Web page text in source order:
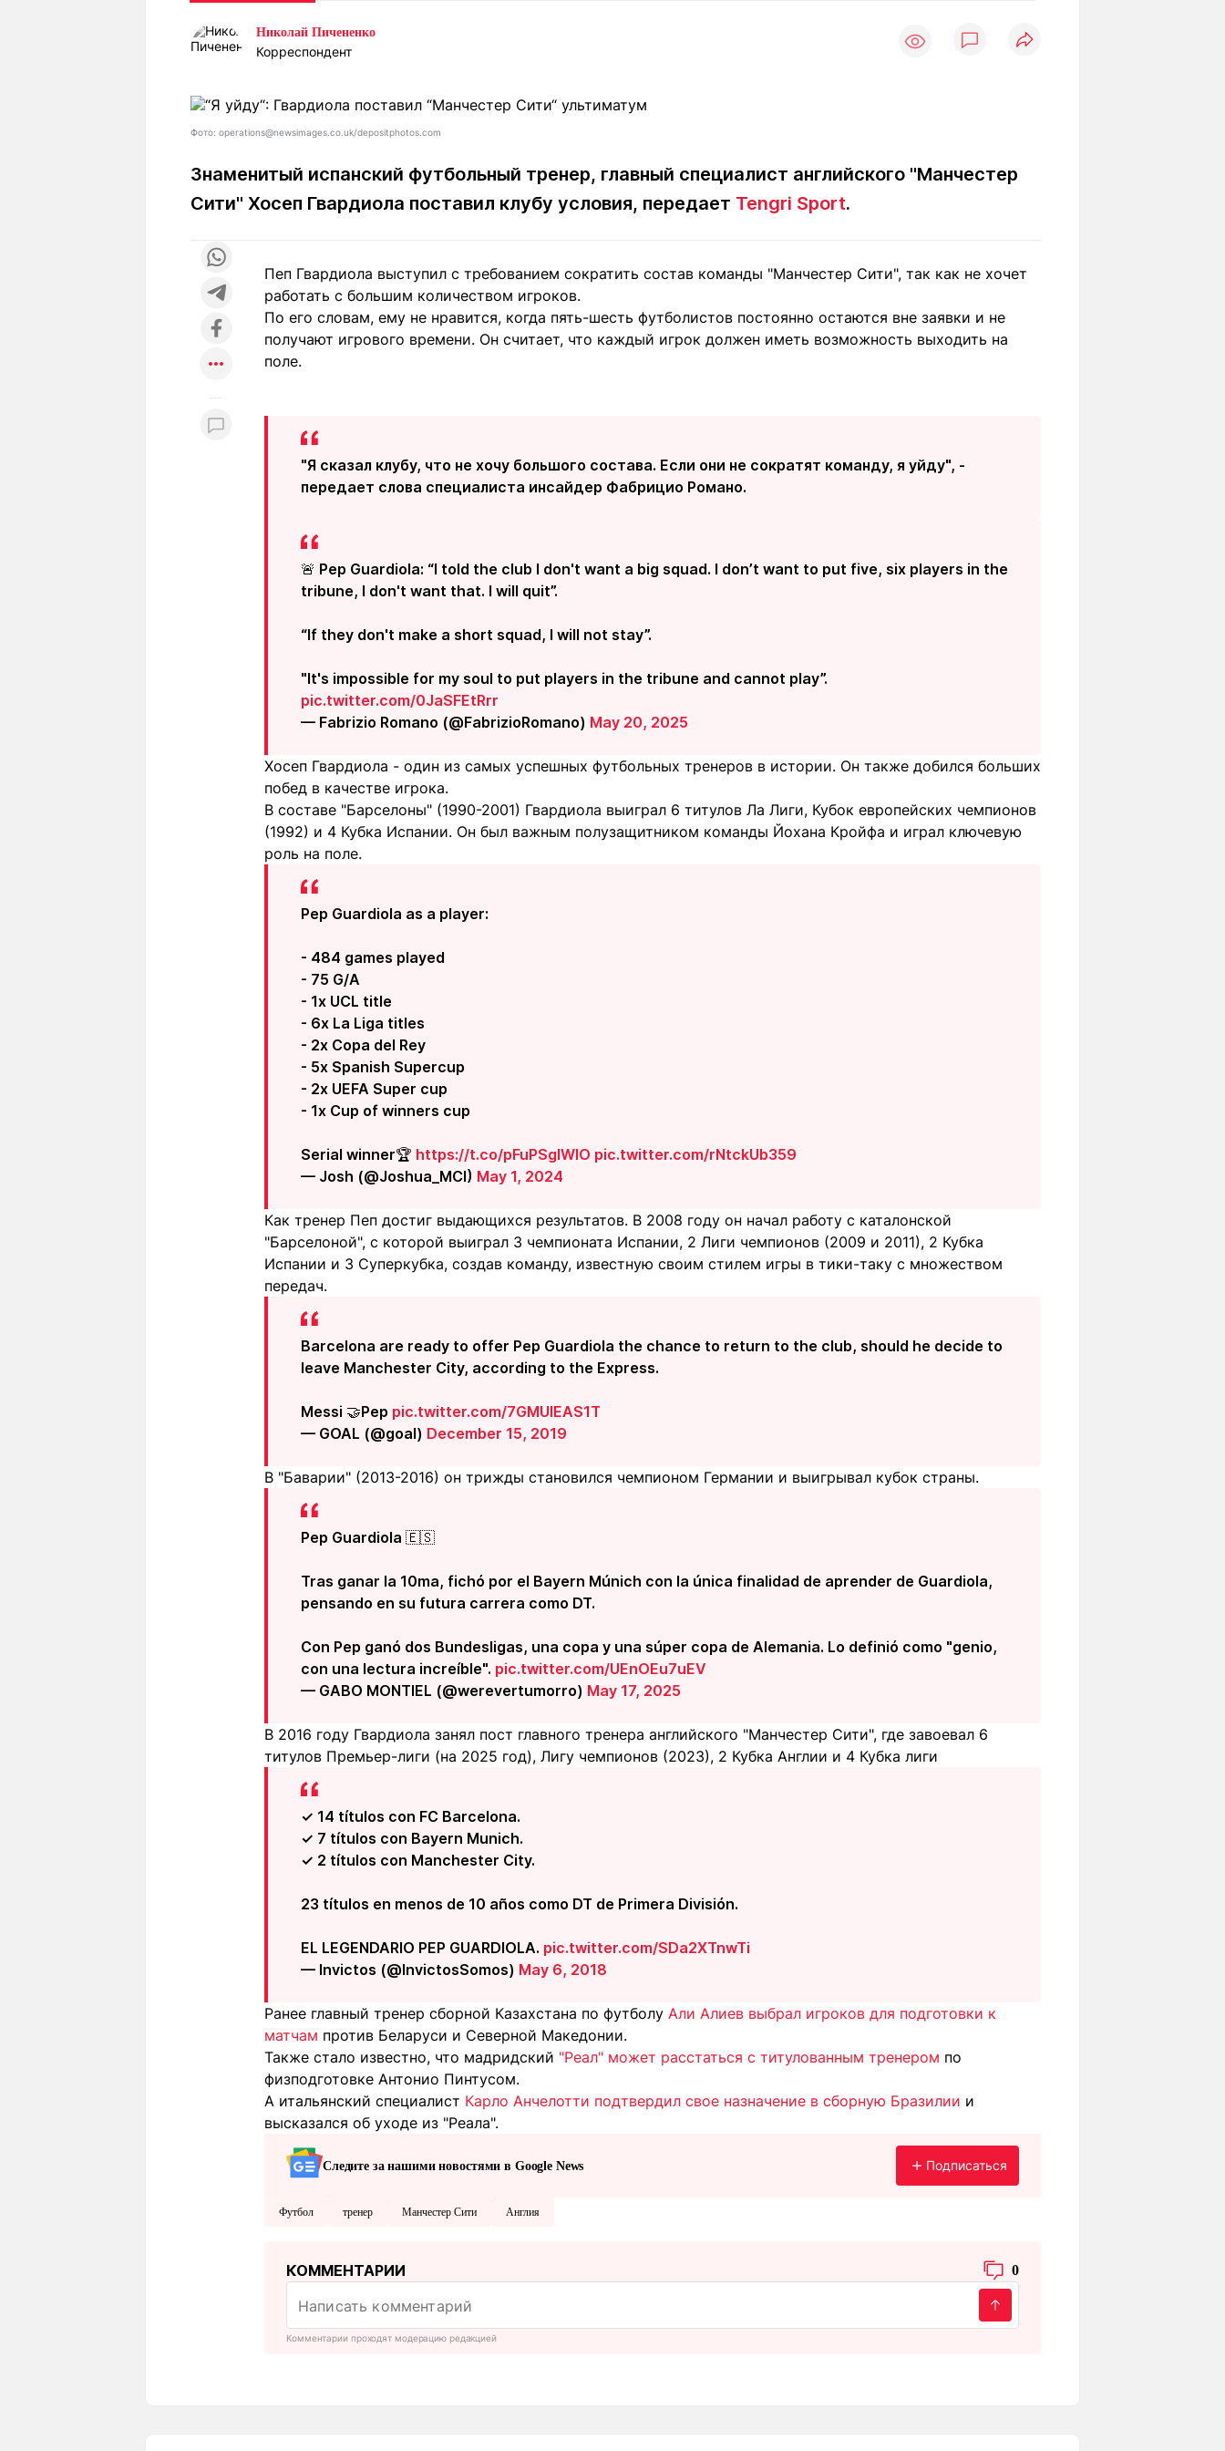
Погода
Рейтинги
Путевые
Учебные
О проекте Контакты редакции Вакансии Реклама Пресс-центр
Редакция
+7 (777) 001 44 99
Реклама
+7 (700) 3 888 188
Николай Пичененко
Корреспондент
Фото: operations@newsimages.co.uk/depositphotos.com
Знаменитый испанский футбольный тренер, главный специалист английского "Манчестер
Сити" Хосеп Гвардиола поставил клубу условия, передает Tengri Sport.
Пеп Гвардиола выступил с требованием сократить состав команды "Манчестер Сити", так как не хочет
работать с большим количеством игроков.
По его словам, ему не нравится, когда пять-шесть футболистов постоянно остаются вне заявки и не
получают игрового времени. Он считает, что каждый игрок должен иметь возможность выходить на
поле.
"Я сказал клубу, что не хочу большого состава. Если они не сократят команду, я уйду", -
передает слова специалиста инсайдер Фабрицио Романо.
🚨 Pep Guardiola: “I told the club I don't want a big squad. I don’t want to put five, six players in the
tribune, I don't want that. I will quit”.
“If they don't make a short squad, I will not stay”.
"It's impossible for my soul to put players in the tribune and cannot play”.
pic.twitter.com/0JaSFEtRrr
— Fabrizio Romano (@FabrizioRomano) May 20, 2025
Хосеп Гвардиола - один из самых успешных футбольных тренеров в истории. Он также добился больших
побед в качестве игрока.
В составе "Барселоны" (1990-2001) Гвардиола выиграл 6 титулов Ла Лиги, Кубок европейских чемпионов
(1992) и 4 Кубка Испании. Он был важным полузащитником команды Йохана Кройфа и играл ключевую
роль на поле.
Pep Guardiola as a player:
- 484 games played
- 75 G/A
- 1x UCL title
- 6x La Liga titles
- 2x Copa del Rey
- 5x Spanish Supercup
- 2x UEFA Super cup
- 1x Cup of winners cup
Serial winner🏆 https://t.co/pFuPSgIWlO pic.twitter.com/rNtckUb359
— Josh (@Joshua_MCI) May 1, 2024
Как тренер Пеп достиг выдающихся результатов. В 2008 году он начал работу с каталонской
"Барселоной", с которой выиграл 3 чемпионата Испании, 2 Лиги чемпионов (2009 и 2011), 2 Кубка
Испании и 3 Суперкубка, создав команду, известную своим стилем игры в тики-таку с множеством
передач.
Barcelona are ready to offer Pep Guardiola the chance to return to the club, should he decide to
leave Manchester City, according to the Express.
Messi 🤝Pep pic.twitter.com/7GMUIEAS1T
— GOAL (@goal) December 15, 2019
В "Баварии" (2013-2016) он трижды становился чемпионом Германии и выигрывал кубок страны.
Pep Guardiola 🇪🇸
Tras ganar la 10ma, fichó por el Bayern Múnich con la única finalidad de aprender de Guardiola,
pensando en su futura carrera como DT.
Con Pep ganó dos Bundesligas, una copa y una súper copa de Alemania. Lo definió como "genio,
con una lectura increíble". pic.twitter.com/UEnOEu7uEV
— GABO MONTIEL (@werevertumorro) May 17, 2025
В 2016 году Гвардиола занял пост главного тренера английского "Манчестер Сити", где завоевал 6
титулов Премьер-лиги (на 2025 год), Лигу чемпионов (2023), 2 Кубка Англии и 4 Кубка лиги
✓ 14 títulos con FC Barcelona.
✓ 7 títulos con Bayern Munich.
✓ 2 títulos con Manchester City.
23 títulos en menos de 10 años como DT de Primera División.
EL LEGENDARIO PEP GUARDIOLA. pic.twitter.com/SDa2XTnwTi
— Invictos (@InvictosSomos) May 6, 2018
Ранее главный тренер сборной Казахстана по футболу Али Алиев выбрал игроков для подготовки к
матчам против Беларуси и Северной Македонии.
Также стало известно, что мадридский "Реал" может расстаться с титулованным тренером по
физподготовке Антонио Пинтусом.
А итальянский специалист Карло Анчелотти подтвердил свое назначение в сборную Бразилии и
высказался об уходе из "Реала".
Следите за нашими новостями в Google News Подписаться
Футбол тренер Манчестер Сити Англия
КОММЕНТАРИИ 0
Комментарии проходят модерацию редакцией